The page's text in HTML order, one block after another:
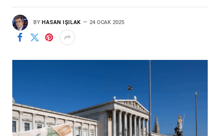
BY HASAN IŞILAK 24 OCAK 2025